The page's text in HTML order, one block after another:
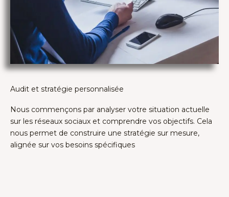
Audit et stratégie personnalisée
Nous commençons par analyser votre situation actuelle
sur les réseaux sociaux et comprendre vos objectifs. Cela
nous permet de construire une stratégie sur mesure,
alignée sur vos besoins spécifiques